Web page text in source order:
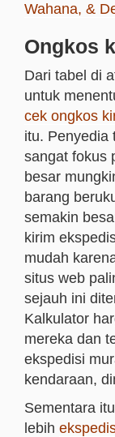
Wahana, &
Ongkos
Dari tabel di
untuk
cek ongkos
itu. Penyedia
sangat fokus
besar
barang
semakin
kirim
mudah
situs web
sejauh ini
Kalkulator
mereka dan
ekspedisi
kendaraan,
Sementara
lebih